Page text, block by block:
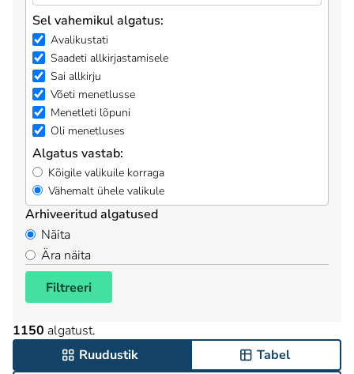
Sel vahemikul algatus:
Avalikustati
Saadeti allkirjastamisele
Sai allkirju
Võeti menetlusse
Menetleti lõpuni
Oli menetluses
Algatus vastab:
Kõigile valikuile korraga
Vähemalt ühele valikule
Arhiveeritud algatused
Näita
Ära näita
Filtreeri
1150 algatust.
Ruudustik
Tabel